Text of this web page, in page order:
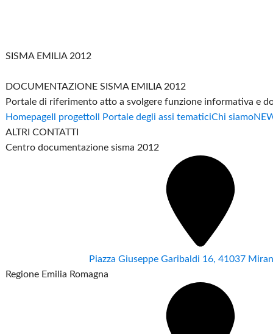
SISMA EMILIA 2012
DOCUMENTAZIONE SISMA EMILIA 2012
Portale di riferimento atto a svolgere funzione informativa e
Homepage Il progetto Il Portale degli assi tematiciChi siamo
ALTRI CONTATTI
Centro documentazione sisma 2012
Piazza Giuseppe Garibaldi 16, 41037
Regione Emilia Romagna